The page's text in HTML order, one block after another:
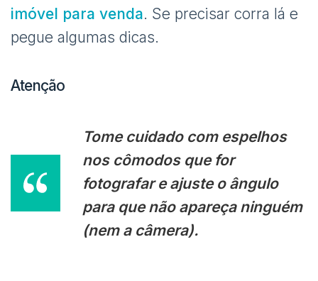
imóvel para venda. Se precisar corra lá e
pegue algumas dicas.
Atenção
Tome cuidado com espelhos
nos cômodos que for
fotografar e ajuste o ângulo
para que não apareça ninguém
(nem a câmera).